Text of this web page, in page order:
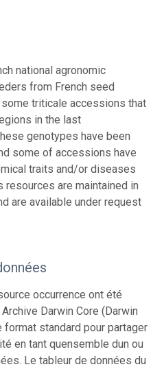
national agronomic
from French seed
triticale accessions that
in the last
genotypes have been
some of accessions have
traits and/or diseases
are maintained in
are available under request
occurrence ont été
Darwin Core (Darwin
format standard pour partager
en tant quensemble dun ou
Le tableur de données du